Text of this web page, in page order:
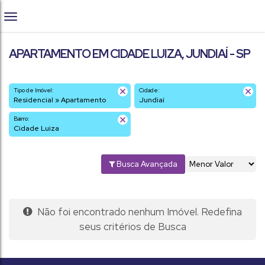
APARTAMENTO EM CIDADE LUIZA, JUNDIAÍ - SP
Tipo de Imóvel:
Residencial » Apartamento
Cidade:
Jundiaí
Bairro:
Cidade Luiza
Busca Avançada
Não foi encontrado nenhum Imóvel. Redefina
seus critérios de Busca